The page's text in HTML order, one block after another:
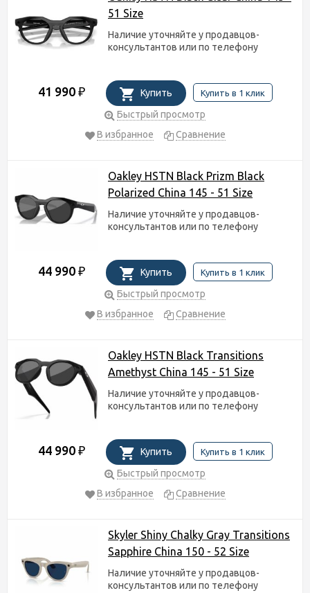
51 Size
Наличие уточняйте у продавцов-
консультантов или по телефону
41 990 ₽ Купить Купить в 1 клик
Быстрый просмотр
В избранное
Сравнение
Oakley HSTN Black Prizm Black
Polarized China 145 - 51 Size
Наличие уточняйте у продавцов-
консультантов или по телефону
44 990 ₽ Купить Купить в 1 клик
Быстрый просмотр
В избранное
Сравнение
Oakley HSTN Black Transitions
Amethyst China 145 - 51 Size
Наличие уточняйте у продавцов-
консультантов или по телефону
44 990 ₽ Купить Купить в 1 клик
Быстрый просмотр
В избранное
Сравнение
Skyler Shiny Chalky Gray Transitions
Sapphire China 150 - 52 Size
Наличие уточняйте у продавцов-
консультантов или по телефону